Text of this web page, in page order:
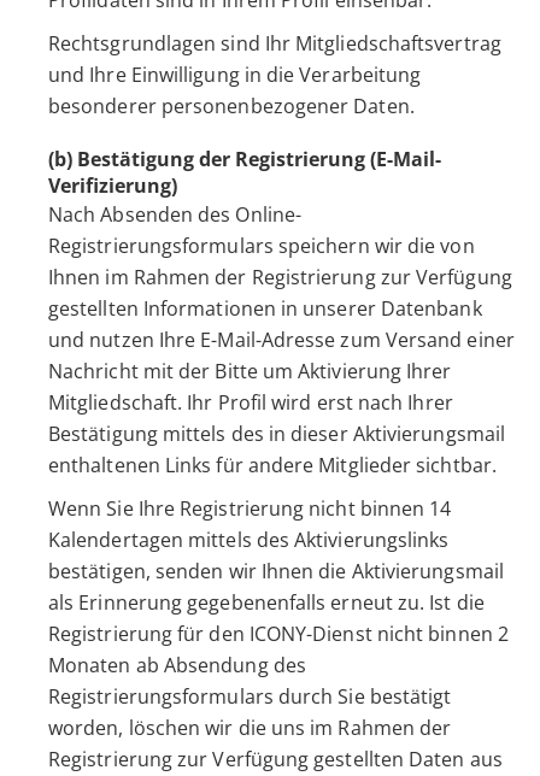
Rechtsgrundlagen sind Ihr Mitgliedschaftsvertrag
und Ihre Einwilligung in die Verarbeitung
besonderer personenbezogener Daten.
(b) Bestätigung der Registrierung (E-Mail-
Verifizierung)
Nach Absenden des Online-
Registrierungsformulars speichern wir die von
Ihnen im Rahmen der Registrierung zur Verfügung
gestellten Informationen in unserer Datenbank
und nutzen Ihre E-Mail-Adresse zum Versand einer
Nachricht mit der Bitte um Aktivierung Ihrer
Mitgliedschaft. Ihr Profil wird erst nach Ihrer
Bestätigung mittels des in dieser Aktivierungsmail
enthaltenen Links für andere Mitglieder sichtbar.
Wenn Sie Ihre Registrierung nicht binnen 14
Kalendertagen mittels des Aktivierungslinks
bestätigen, senden wir Ihnen die Aktivierungsmail
als Erinnerung gegebenenfalls erneut zu. Ist die
Registrierung für den ICONY-Dienst nicht binnen 2
Monaten ab Absendung des
Registrierungsformulars durch Sie bestätigt
worden, löschen wir die uns im Rahmen der
Registrierung zur Verfügung gestellten Daten aus